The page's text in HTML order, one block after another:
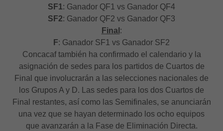
SF1: Ganador QF1 vs Ganador QF4
SF2: Ganador QF2 vs Ganador QF3
Final :
F: Ganador SF1 vs Ganador SF2
Concacaf también ha confirmado el calendario y la
asignación de sedes para los partidos de Cuartos de
Final que involucrarán a las selecciones nacionales de
los Grupos A y D. Las sedes para los dos Cuartos de
Final restantes, así como las Semifinales, se anunciarán
una vez que se hayan determinado los ocho equipos
que avanzarán a la Fase de Eliminación Directa.